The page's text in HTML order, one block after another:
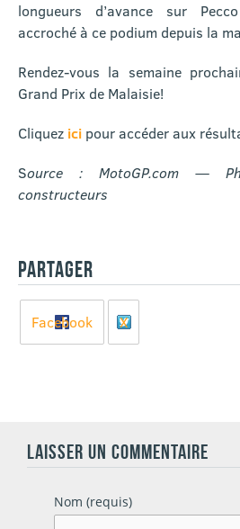
longueurs d’avance sur
accroché à ce podium depuis la
Rendez-vous la semaine
Grand Prix de Malaisie!
Cliquez ici pour accéder aux
Source : MotoGP.com —
constructeurs
PARTAGER
Facebook
X
LAISSER UN COMMENTAIRE
Nom (requis)